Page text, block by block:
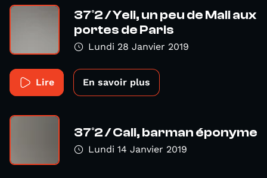
37°2 / Yeli, un peu de Mali aux
portes de Paris
Lundi 28 Janvier 2019
Lire En savoir plus
37°2 / Cali, barman éponyme
Lundi 14 Janvier 2019